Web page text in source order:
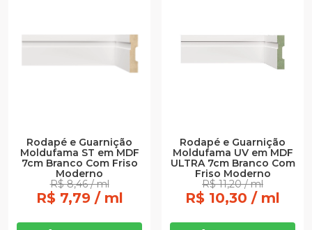
Rodapé e Guarnição
Moldufama ST em MDF
7cm Branco Com Friso
Moderno
R$ 8,46 / ml
R$ 7,79 / ml
Rodapé e Guarnição
Moldufama UV em MDF
ULTRA 7cm Branco Com
Friso Moderno
R$ 11,20 / ml
R$ 10,30 / ml